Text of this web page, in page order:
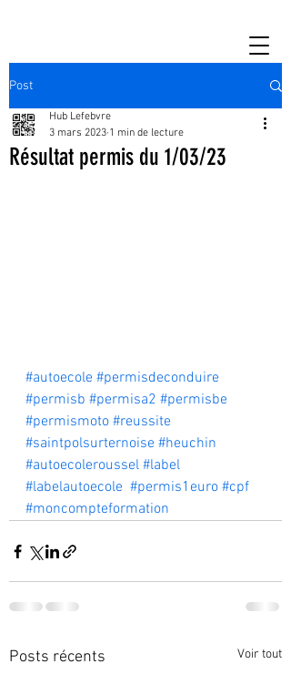
Post
Résultat permis du 1/03/23
Hub Lefebvre
3 mars 2023 1 min de lecture
#autoecole #permisdeconduire
#permisb #permisa2 #permisbe
#permismoto #reussite
#saintpolsurternoise #heuchin
#autoecoleroussel #label
#labelautoecole #permis1euro #cpf
#moncompteformation
Posts récents Voir tout